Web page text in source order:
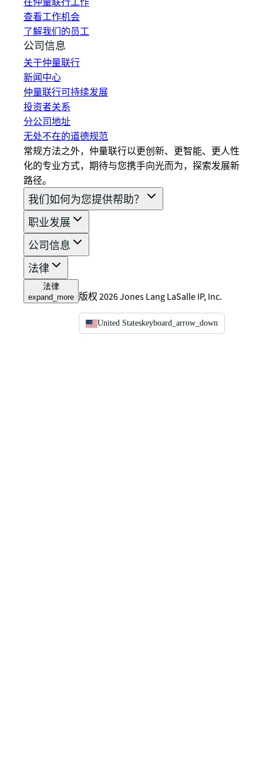
查看工作机会
了解我们的员工
公司信息
关于仲量联行
新闻中心
仲量联行可持续发展
投资者关系
分公司地址
无处不在的道德规范
常规方法之外，仲量联行以更创新、更智能、更人性
化的专业方式，期待与您携手向光而为，探索发展新
路径。
我们如何为您提供帮助？
职业发展
公司信息
法律
法律
expand_more 版权 2026 Jones Lang LaSalle IP, Inc.
United Stateskeyboard_arrow_down